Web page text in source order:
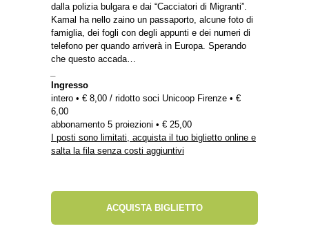
dalla polizia bulgara e dai “Cacciatori di Migranti”.
Kamal ha nello zaino un passaporto, alcune foto di
famiglia, dei fogli con degli appunti e dei numeri di
telefono per quando arriverà in Europa. Sperando
che questo accada…
Ingresso
intero • € 8,00 / ridotto soci Unicoop Firenze • €
6,00
abbonamento 5 proiezioni • € 25,00
I posti sono limitati, acquista il tuo biglietto online e
salta la fila senza costi aggiuntivi
ACQUISTA BIGLIETTO